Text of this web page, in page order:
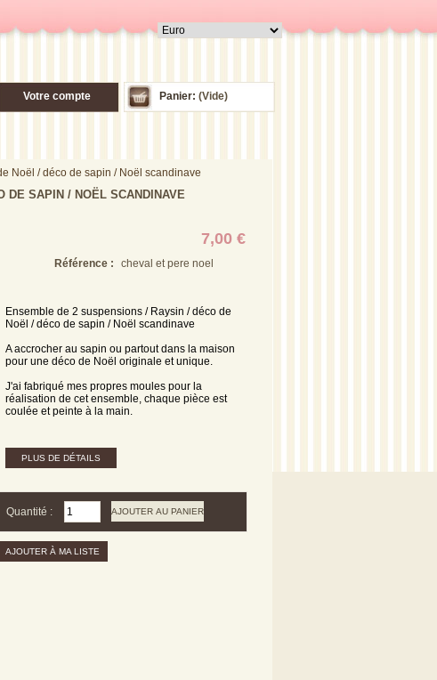
Votre compte Panier: (Vide)
Noël / déco de sapin / Noël scandinave
DE SAPIN / NOËL SCANDINAVE
7,00 €
Référence : cheval et pere noel
Ensemble de 2 suspensions / Raysin / déco de
Noël / déco de sapin / Noël scandinave
A accrocher au sapin ou partout dans la maison
pour une déco de Noël originale et unique.
J'ai fabriqué mes propres moules pour la
réalisation de cet ensemble, chaque pièce est
coulée et peinte à la main.
PLUS DE DÉTAILS
Quantité :
AJOUTER À MA LISTE